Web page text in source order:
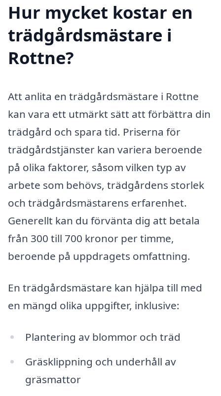
Hur mycket kostar en
trädgårdsmästare i
Rottne?
Att anlita en trädgårdsmästare i Rottne
kan vara ett utmärkt sätt att förbättra din
trädgård och spara tid. Priserna för
trädgårdstjänster kan variera beroende
på olika faktorer, såsom vilken typ av
arbete som behövs, trädgårdens storlek
och trädgårdsmästarens erfarenhet.
Generellt kan du förvänta dig att betala
från 300 till 700 kronor per timme,
beroende på uppdragets omfattning.
En trädgårdsmästare kan hjälpa till med
en mängd olika uppgifter, inklusive:
Plantering av blommor och träd
Gräsklippning och underhåll av
gräsmattor